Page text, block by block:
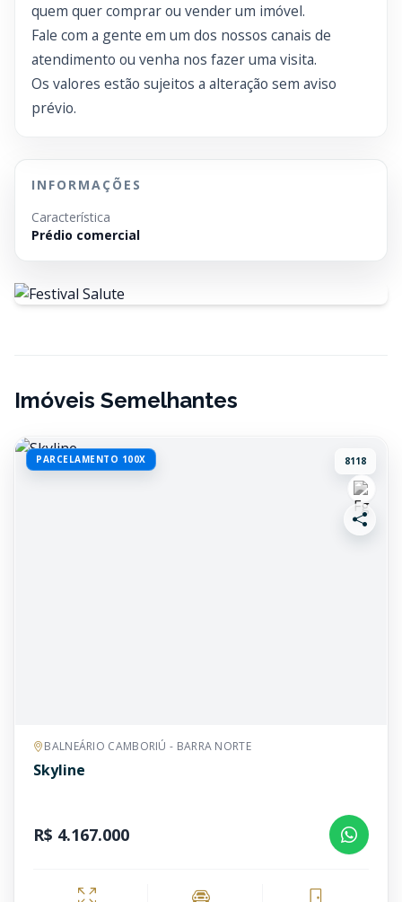
quem quer comprar ou vender um imóvel.
Fale com a gente em um dos nossos canais de
atendimento ou venha nos fazer uma visita.
Os valores estão sujeitos a alteração sem aviso
prévio.
INFORMAÇÕES
Característica
Prédio comercial
Imóveis Semelhantes
PARCELAMENTO 100X 8118
BALNEÁRIO CAMBORIÚ - BARRA NORTE
Skyline
R$ 4.167.000